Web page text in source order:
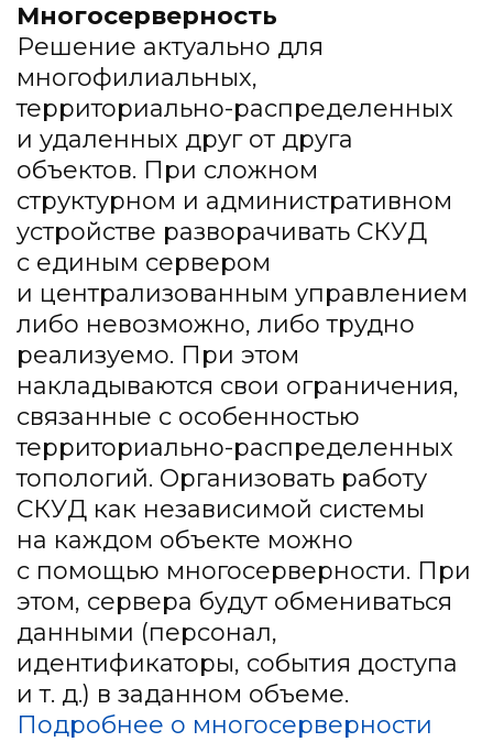
Многосерверность
Решение актуально для
многофилиальных,
территориально-распределенных
и удаленных друг от друга
объектов. При сложном
структурном и административном
устройстве разворачивать СКУД
с единым сервером
и централизованным управлением
либо невозможно, либо трудно
реализуемо. При этом
накладываются свои ограничения,
связанные с особенностью
территориально-распределенных
топологий. Организовать работу
СКУД как независимой системы
на каждом объекте можно
с помощью многосерверности. При
этом, сервера будут обмениваться
данными (персонал,
идентификаторы, события доступа
и т. д.) в заданном объеме.
Подробнее о многосерверности